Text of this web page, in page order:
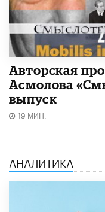
Авторская
Асмолова
выпуск
19 МИН.
АНАЛИТИКА